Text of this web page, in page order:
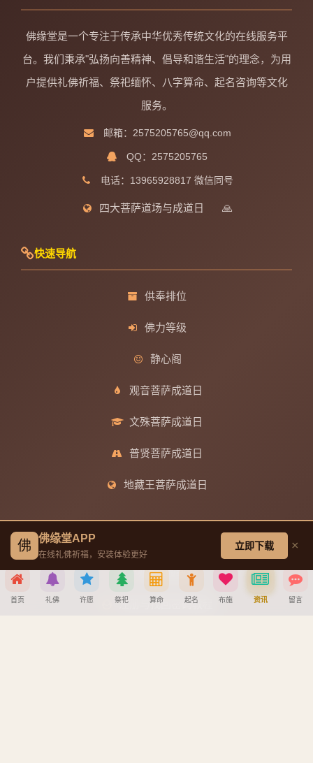
佛缘堂是一个专注于传承中华优秀传统文化的在线服务平
台。我们秉承"弘扬向善精神、倡导和谐生活"的理念，为用
户提供礼佛祈福、祭祀缅怀、八字算命、起名咨询等文化
服务。
邮箱：2575205765@qq.com
QQ：2575205765
电话：13965928817 微信同号
四大菩萨道场与成道日 🙏
快速导航
供奉排位
佛力等级
静心阁
观音菩萨成道日
文殊菩萨成道日
普贤菩萨成道日
地藏王菩萨成道日
帮助中心
创建墓园教程
注册与找回密码教程
佛 佛缘堂APP
在线礼佛祈福，安装体验更好
立即下载 ×
首页 礼佛 许愿 祭祀 算命 起名 布施 资讯 留言